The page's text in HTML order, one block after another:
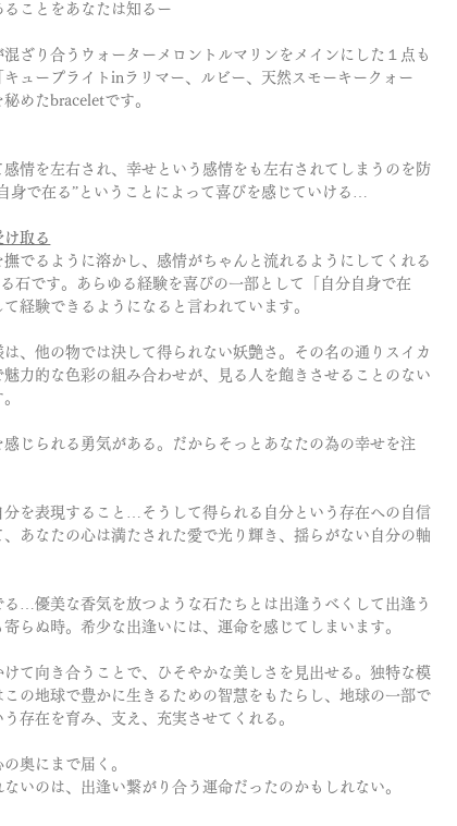
ことをあなたは知るー
混ざり合うウォーターメロントルマリンをメインにした１点も
ュープライトinラリマー、ルビー、天然スモーキークォー
めたbraceletです。
情を左右され、幸せという感情をも左右されてしまうのを防
身で在る”ということによって喜びを感じていける…
取る
撫でるように溶かし、感情がちゃんと流れるようにしてくれる
石です。あらゆる経験を喜びの一部として「自分自身で在
経験できるようになると言われています。
、他の物では決して得られない妖艶さ。その名の通りスイカ
魅力的な色彩の組み合わせが、見る人を飽きさせることのない
感じられる勇気がある。だからそっとあなたの為の幸せを注
分を表現すること…そうして得られる自分という存在への自信
あなたの心は満たされた愛で光り輝き、揺らがない自分の軸
る…優美な香気を放つような石たちとは出逢うべくして出逢う
らぬ時。希少な出逢いには、運命を感じてしまいます。
けて向き合うことで、ひそやかな美しさを見出せる。独特な模
の地球で豊かに生きるための智慧をもたらし、地球の一部で
存在を育み、支え、充実させてくれる。
奥にまで届く。
いのは、出逢い繋がり合う運命だったのかもしれない。